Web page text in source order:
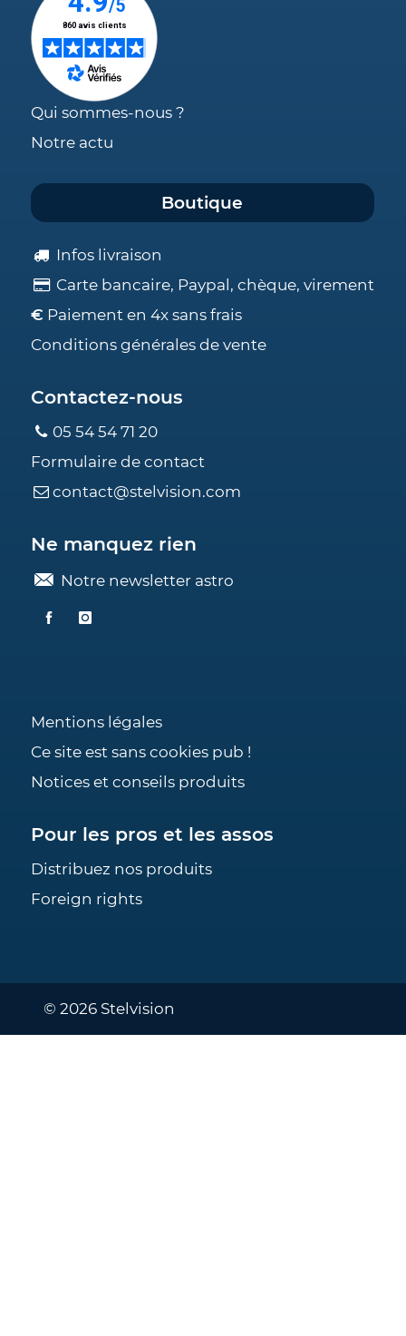
Qui sommes-nous ?
Notre actu
Boutique
Infos livraison
Carte bancaire, Paypal, chèque, virement
€ Paiement en 4x sans frais
Conditions générales de vente
Contactez-nous
05 54 54 71 20
Formulaire de contact
contact@stelvision.com
Ne manquez rien
Notre newsletter astro
Mentions légales
Ce site est sans cookies pub !
Notices et conseils produits
Pour les pros et les assos
Distribuez nos produits
Foreign rights
© 2026 Stelvision